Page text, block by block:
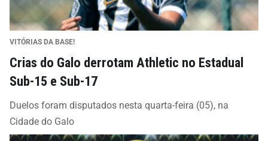
VITÓRIAS DA BASE!
Crias do Galo derrotam Athletic no Estadual
Sub-15 e Sub-17
Duelos foram disputados nesta quarta-feira (05), na
Cidade do Galo